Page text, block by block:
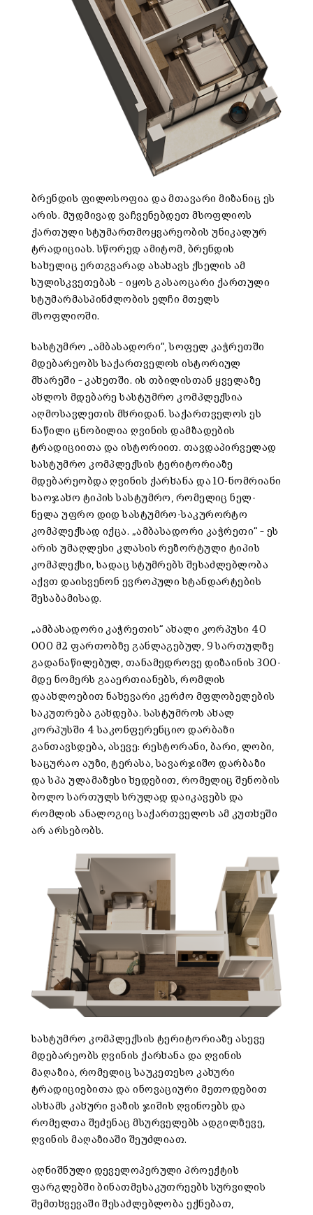
ბრენდის ფილოსოფია და მთავარი მიზანიც ეს
არის. მუდმივად ვაჩვენებდეთ მსოფლიოს
ქართული სტუმართმოყვარეობის უნიკალურ
ტრადიციას. სწორედ ამიტომ, ბრენდის
სახელიც ერთგვარად ასახავს ქსელის ამ
სულისკვეთებას – იყოს გასაოცარი ქართული
სტუმარმასპინძლობის ელჩი მთელს
მსოფლიოში.
სასტუმრო „ამბასადორი“, სოფელ კაჭრეთში
მდებარეობს საქართველოს ისტორიულ
მხარეში – კახეთში. ის თბილისთან ყველაზე
ახლოს მდებარე სასტუმრო კომპლექსია
აღმოსავლეთის მხრიდან. საქართველოს ეს
ნაწილი ცნობილია ღვინის დამზადების
ტრადიციითა და ისტორიით. თავდაპირველად
სასტუმრო კომპლექსის ტერიტორიაზე
მდებარეობდა ღვინის ქარხანა და 10-ნომრიანი
საოჯახო ტიპის სასტუმრო, რომელიც ნელ-
ნელა უფრო დიდ სასტუმრო-საკურორტო
კომპლექსად იქცა. „ამბასადორი კაჭრეთი“ – ეს
არის უმაღლესი კლასის რეზორტული ტიპის
კომპლექსი, სადაც სტუმრებს შესაძლებლობა
აქვთ დაისვენონ ევროპული სტანდარტების
შესაბამისად.
„ამბასადორი კაჭრეთის“ ახალი კორპუსი 40
000 მ2 ფართობზე განლაგებულ, 9 სართულზე
გადანაწილებულ, თანამედროვე დიზაინის 300-
მდე ნომერს გააერთიანებს, რომლის
დაახლოებით ნახევარი კერძო მფლობელების
საკუთრება გახდება. სასტუმროს ახალ
კორპუსში 4 საკონფერენციო დარბაზი
განთავსდება, ასევე: რესტორანი, ბარი, ლობი,
საცურაო აუზი, ტერასა, სავარჯიშო დარბაზი
და სპა ულამაზესი ხედებით, რომელიც შენობის
ბოლო სართულს სრულად დაიკავებს და
რომლის ანალოგიც საქართველოს ამ კუთხეში
არ არსებობს.
სასტუმრო კომპლექსის ტერიტორიაზე ასევე
მდებარეობს ღვინის ქარხანა და ღვინის
მაღაზია, რომელიც საუკეთესო კახური
ტრადიციებითა და ინოვაციური მეთოდებით
ასხამს კახური ვაზის ჯიშის ღვინოებს და
რომელთა შეძენაც მსურველებს ადგილზევე,
ღვინის მაღაზიაში შეუძლიათ.
აღნიშნული დეველოპერული პროექტის
ფარგლებში ბინათმესაკუთრეებს სურვილის
შემთხვევაში შესაძლებლობა ექნებათ,